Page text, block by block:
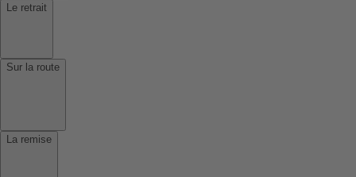
Le retrait
Sur la route
La remise